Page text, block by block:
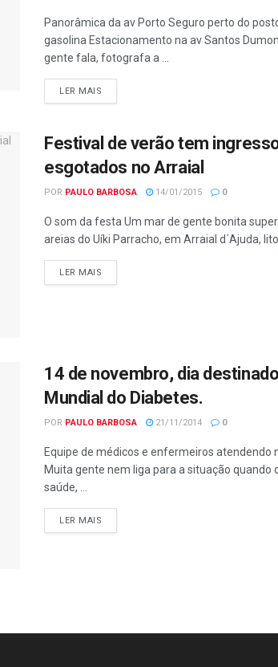
Panorâmica da av Porto Seguro perto do
gasolina Estacionamento na av Santos
gente fala, fotografa a ...
LER MAIS
Festival de verão tem
esgotados no Arraial
POR PAULO BARBOSA 14/01/2015 0
O som da festa Um mar de gente bonita
areias do Uíki Parracho, em Arraial d´Ajuda,
LER MAIS
14 de novembro, dia
Mundial do Diabetes.
POR PAULO BARBOSA 21/11/2014 0
Equipe de médicos e enfermeiros atendendo
Muita gente nem liga para a situação quando
saúde, ...
LER MAIS